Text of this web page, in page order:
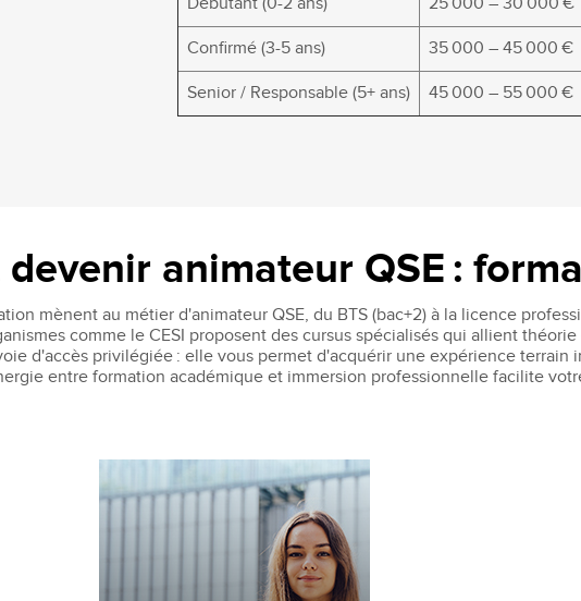
Confirmé (3-5 ans) 35 000 – 45 000 €
Senior / Responsable (5+ ans) 45 000 – 55 000 €
animateur QSE :
mènent au métier d'animateur QSE, du BTS (bac+2) à la licence
comme le CESI proposent des cursus spécialisés qui allient
d'accès privilégiée : elle vous permet d'acquérir une expérience
entre formation académique et immersion professionnelle facilite